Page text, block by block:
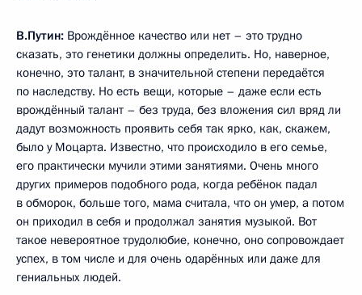
В.Путин: Врождённое качество или нет – это трудно
сказать, это генетики должны определить. Но, наверное,
конечно, это талант, в значительной степени передаётся
по наследству. Но есть вещи, которые – даже если есть
врождённый талант – без труда, без вложения сил вряд ли
дадут возможность проявить себя так ярко, как, скажем,
было у Моцарта. Известно, что происходило в его семье,
его практически мучили этими занятиями. Очень много
других примеров подобного рода, когда ребёнок падал
в обморок, больше того, мама считала, что он умер, а потом
он приходил в себя и продолжал занятия музыкой. Вот
такое невероятное трудолюбие, конечно, оно сопровождает
успех, в том числе и для очень одарённых или даже для
гениальных людей.